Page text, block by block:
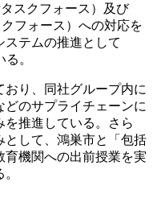
スクフォース）及び
フォース）への対応を
テムの推進として
。
おり、同社グループ内に
のサプライチェーンに
推進している。さら
として、鴻巣市と「包括
機関への出前授業を実